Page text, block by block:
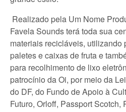
Realizado pela Um Nome
Favela Sounds terá toda sua
materiais recicláveis, utilizando
paletes e caixas de fruta e
para recolhimento de lixo
patrocínio da Oi, por meio da
do DF, do Fundo de Apoio à
Futuro, Orloff, Passport